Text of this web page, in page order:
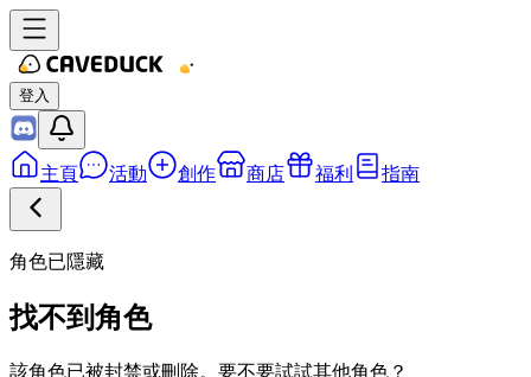
登入
主頁 活動 創作 商店 福利 指南
角色已隱藏
找不到角色
該角色已被封禁或刪除。要不要試試其他角色？